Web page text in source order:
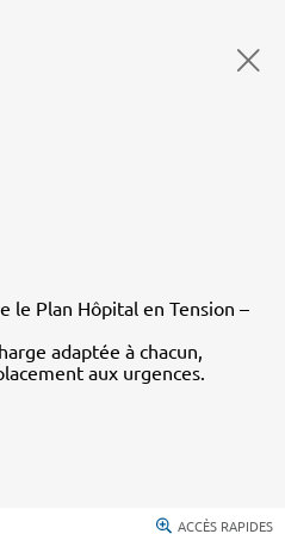
le Plan Hôpital en Tension –
adaptée à chacun,
aux urgences.
ACCÈS RAPIDES